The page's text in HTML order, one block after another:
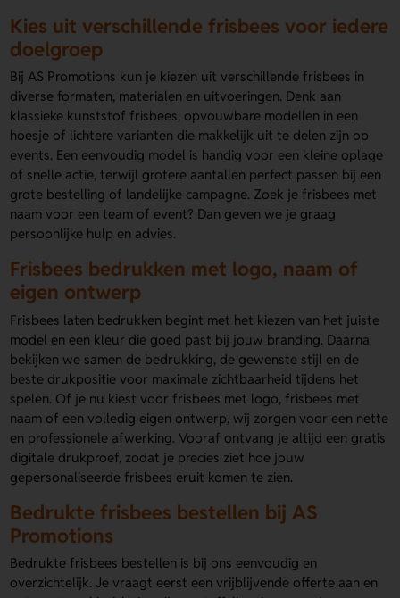
Kies uit verschillende frisbees voor iedere
doelgroep
Bij AS Promotions kun je kiezen uit verschillende frisbees in
diverse formaten, materialen en uitvoeringen. Denk aan
klassieke kunststof frisbees, opvouwbare modellen in een
hoesje of lichtere varianten die makkelijk uit te delen zijn op
events. Een eenvoudig model is handig voor een kleine oplage
of snelle actie, terwijl grotere aantallen perfect passen bij een
grote bestelling of landelijke campagne. Zoek je frisbees met
naam voor een team of event? Dan geven we je graag
persoonlijke hulp en advies.
Frisbees bedrukken met logo, naam of
eigen ontwerp
Frisbees laten bedrukken begint met het kiezen van het juiste
model en een kleur die goed past bij jouw branding. Daarna
bekijken we samen de bedrukking, de gewenste stijl en de
beste drukpositie voor maximale zichtbaarheid tijdens het
spelen. Of je nu kiest voor frisbees met logo, frisbees met
naam of een volledig eigen ontwerp, wij zorgen voor een nette
en professionele afwerking. Vooraf ontvang je altijd een gratis
digitale drukproef, zodat je precies ziet hoe jouw
gepersonaliseerde frisbees eruit komen te zien.
Bedrukte frisbees bestellen bij AS
Promotions
Bedrukte frisbees bestellen is bij ons eenvoudig en
overzichtelijk. Je vraagt eerst een vrijblijvende offerte aan en